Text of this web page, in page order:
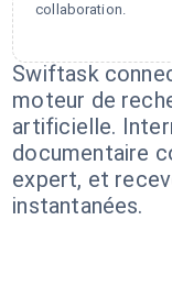
collaboration.
Swiftask
moteur de
artificielle.
documentaire
expert, et
instantanées.